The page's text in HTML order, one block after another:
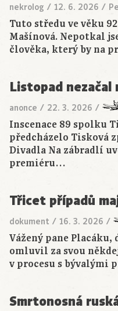
nekrolog / 12. 6. 2026 /
Tuto středu ve věku
Mašínová. Nepotkal
člověka, který by na
Listopad nezačal
anonce / 22. 3. 2026 /
Inscenace 89 spolku
předcházelo Tisková
Divadla Na zábradlí
premiéru…
Třicet případů
dokument / 16. 3. 2026 /
Vážený pane Placáku,
omluvil za svou
v procesu s bývalými
Smrtonosná